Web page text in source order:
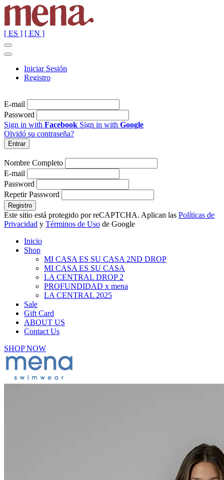
[ ES ] [ EN ]
Iniciar Sesión
Registro
E-mail
Password
Sign in with Facebook Sign in with Google
Olvidó su contraseña?
Nombre Completo
E-mail
Password
Repetir Password
Este sitio está protegido por reCAPTCHA. Aplican las Políticas de
Privacidad y Términos de Uso de Google
Inicio
Shop
MI CASA ES SU CASA 2ND DROP
MI CASA ES SU CASA
LA CENTRAL DROP 2
PROFUNDIDAD x mena
LA CENTRAL 2025
Sale
Gift Card
ABOUT US
Contact Us
SHOP NOW